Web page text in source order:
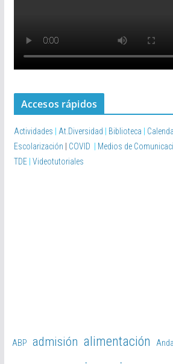
Accesos rápidos
Actividades At.Diversidad Biblioteca
Escolarización
COVID Medios de
TDE Videotutoriales
ABP admisión alimentación